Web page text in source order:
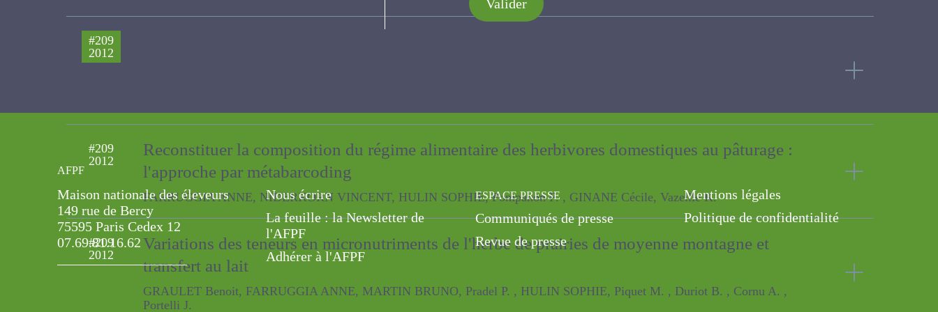
#209
2012
Le système de pâturage influence-t-il les caractéristiques nutritionnelles et sensorielles
2012
pâturage : l'approche par métabarcoding
FARRUGGIA ANNE, NIDERKORN VINCENT, HULIN SOPHIE, Pompanon F. , GINANE Cécile, Vazeille K.
#209
2012
Variations des teneurs en micronutriments de l'herbe de prairies de moyenne montagne et
transfert au lait
AFPF
Maison nationale des éleveurs
149 rue de Bercy
75595 Paris Cedex 12
07.69.81.16.62
Nous écrire
La feuille : la Newsletter de
l'AFPF
Adhérer à l'AFPF
ESPACE PRESSE
Communiqués de presse
Revue de presse
Mentions légales
Politique de confidentialité